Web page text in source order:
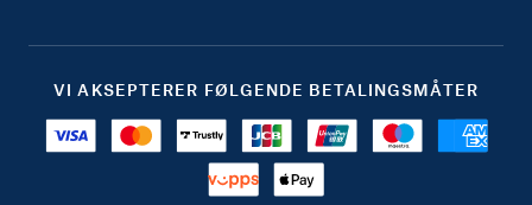
VI AKSEPTERER FØLGENDE BETALINGSMÅTER